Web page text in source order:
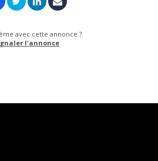
avec cette annonce ?
l'annonce